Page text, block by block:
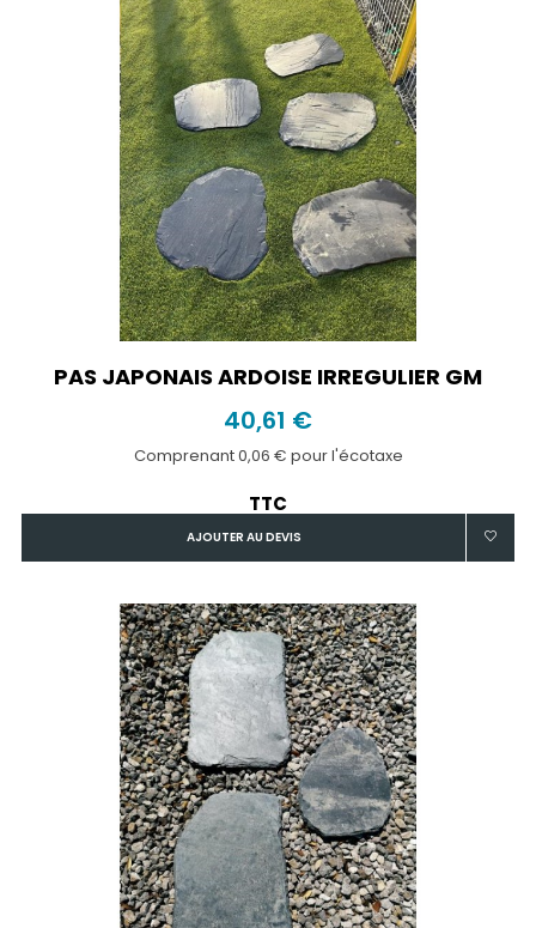
PAS JAPONAIS ARDOISE IRREGULIER GM
40,61 €
Comprenant 0,06 € pour l'écotaxe
TTC
AJOUTER AU DEVIS